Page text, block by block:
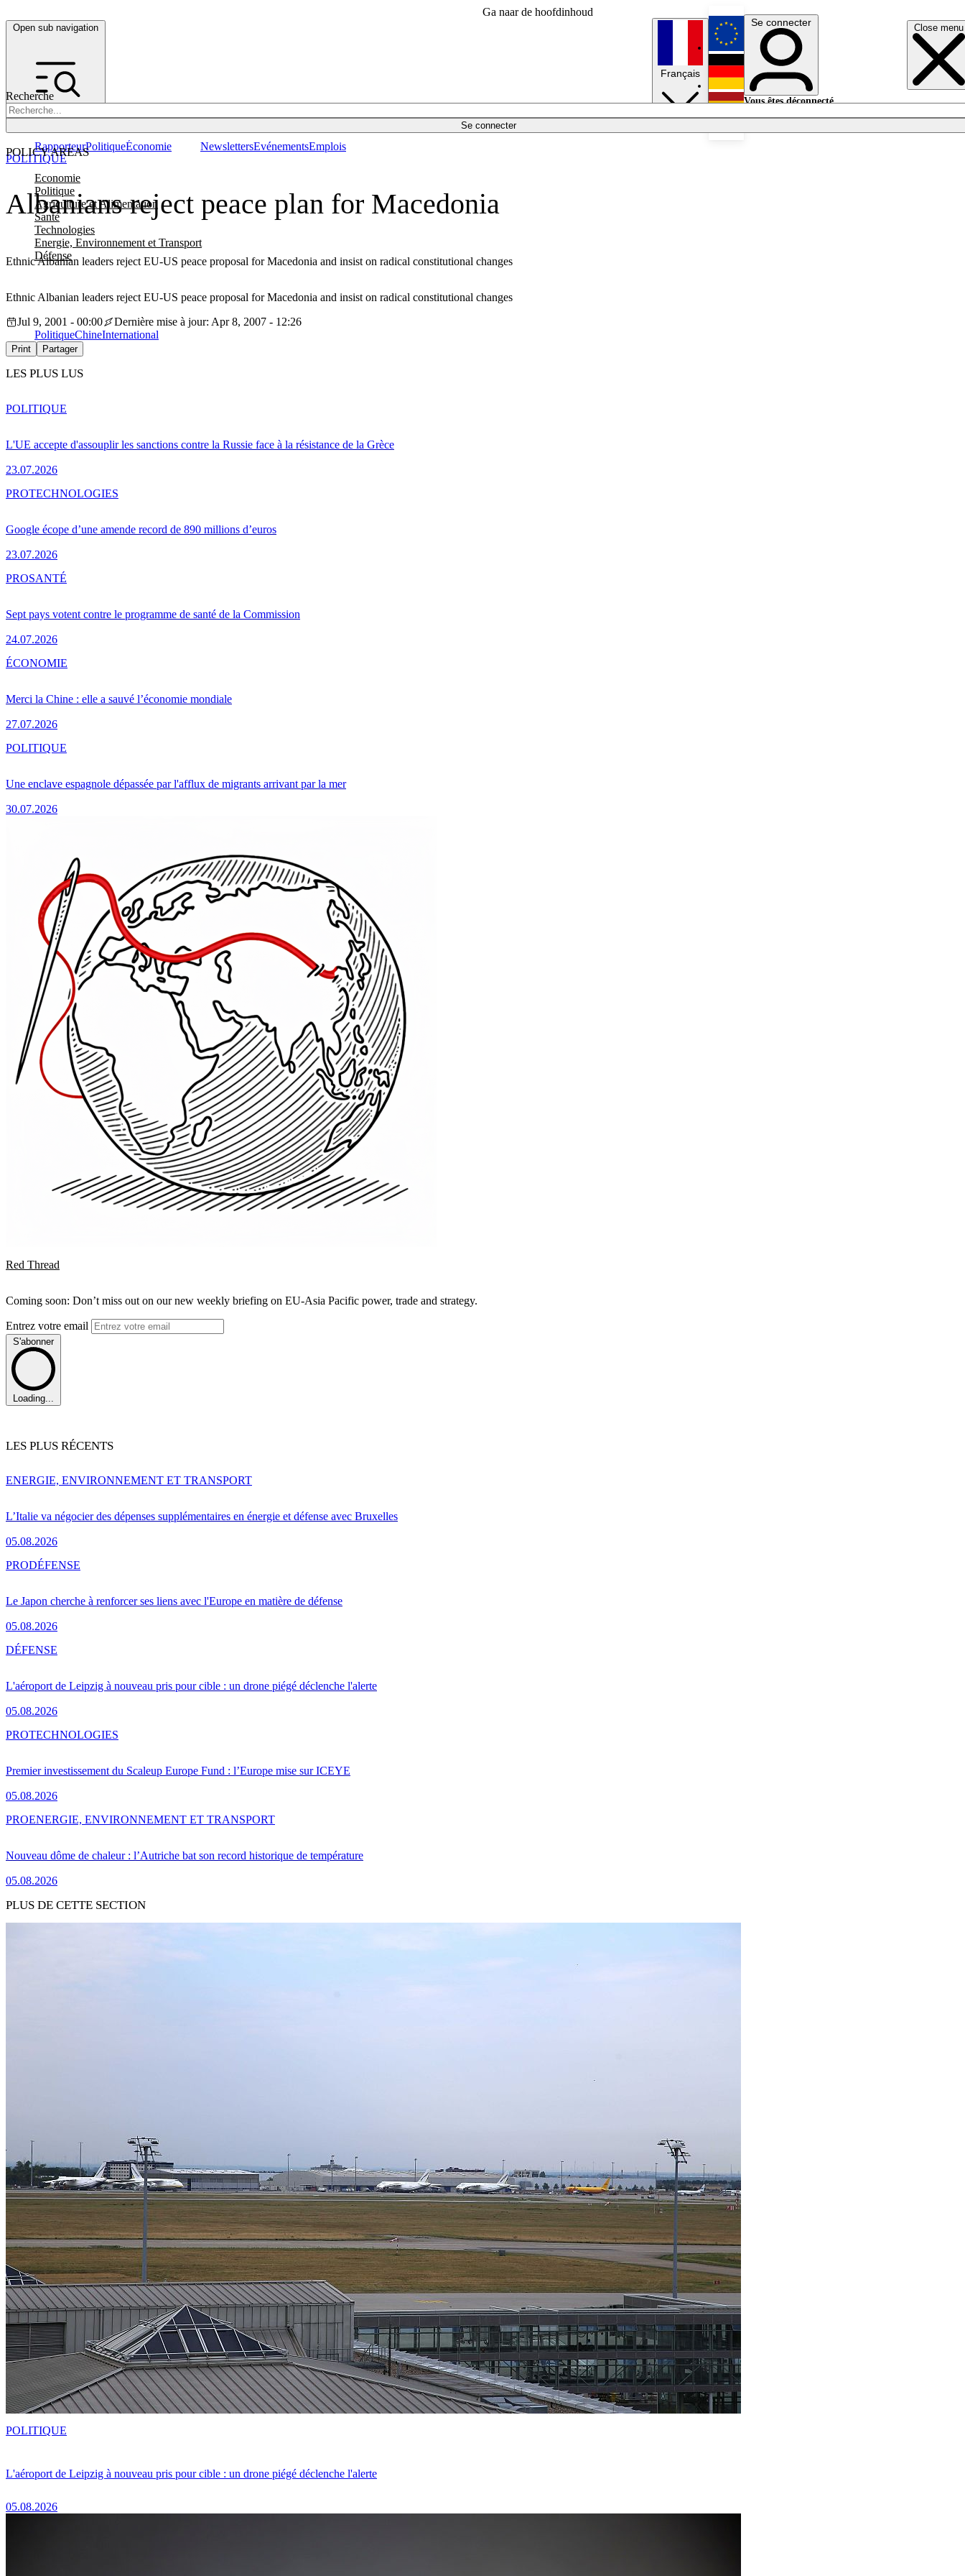
Ga naar de hoofdinhoud
Open sub navigation Close menu
Recherche
Se connecter
POLICY AREAS
Economie
Politique
Agriculture et Alimentation
Santé
Technologies
Energie, Environnement et Transport
Défense
RapporteurPolitiqueÉconomie NewslettersEvénementsEmplois
Français
English
Deutsch
Se connecter
Vous êtes déconnecté.
Albanians reject peace plan for Macedonia
Ethnic Albanian leaders reject EU-US peace proposal for Macedonia and insist on radical constitutional changes
POLITIQUE
Ethnic Albanian leaders reject EU-US peace proposal for Macedonia and insist on radical constitutional changes
Jul 9, 2001 - 00:00
Dernière mise à jour: Apr 8, 2007 - 12:26
PolitiqueChineInternational
Print Partager
LES PLUS LUS
L'UE accepte d'assouplir les sanctions contre la Russie face à la résistance de la Grèce
23.07.2026
POLITIQUE
Google écope d’une amende record de 890 millions d’euros
23.07.2026
PROTECHNOLOGIES
Sept pays votent contre le programme de santé de la Commission
24.07.2026
PROSANTÉ
Merci la Chine : elle a sauvé l’économie mondiale
27.07.2026
ÉCONOMIE
Une enclave espagnole dépassée par l'afflux de migrants arrivant par la mer
30.07.2026
POLITIQUE
Red Thread
Coming soon: Don’t miss out on our new weekly briefing on EU-Asia Pacific power, trade and strategy.
Entrez votre email
S'abonner
Loading...
LES PLUS RÉCENTS
L’Italie va négocier des dépenses supplémentaires en énergie et défense avec Bruxelles
05.08.2026
ENERGIE, ENVIRONNEMENT ET TRANSPORT
Le Japon cherche à renforcer ses liens avec l'Europe en matière de défense
05.08.2026
PRODÉFENSE
L'aéroport de Leipzig à nouveau pris pour cible : un drone piégé déclenche l'alerte
05.08.2026
DÉFENSE
Premier investissement du Scaleup Europe Fund : l’Europe mise sur ICEYE
05.08.2026
PROTECHNOLOGIES
Nouveau dôme de chaleur : l’Autriche bat son record historique de température
05.08.2026
PROENERGIE, ENVIRONNEMENT ET TRANSPORT
PLUS DE CETTE SECTION
L'aéroport de Leipzig à nouveau pris pour cible : un drone piégé déclenche l'alerte
05.08.2026
POLITIQUE